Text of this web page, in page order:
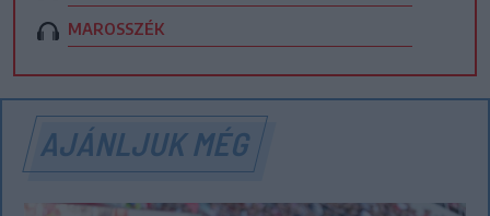
MAROSSZÉK
AJÁNLJUK MÉG